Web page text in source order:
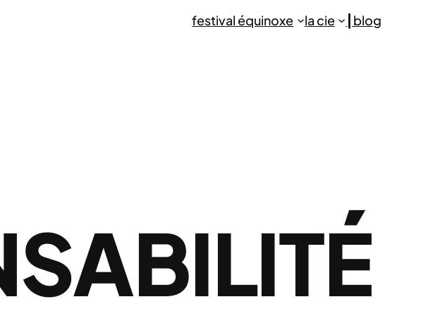
festival équinoxe la cie ┃blog